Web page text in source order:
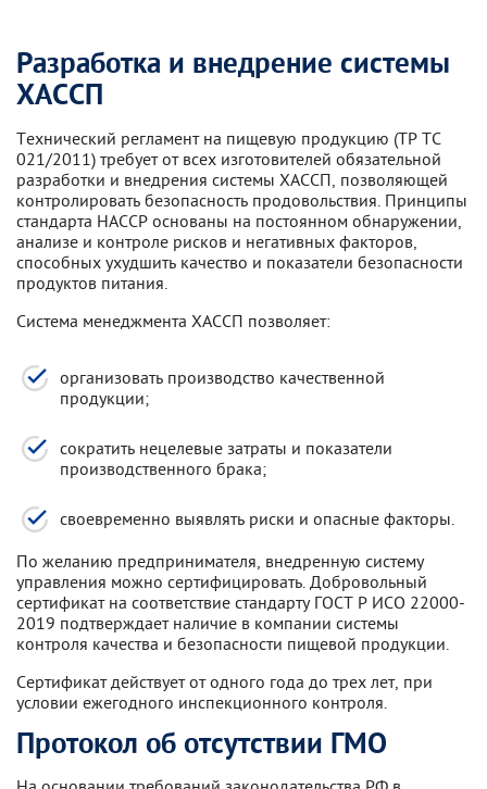
Разработка и внедрение системы
ХАССП
Технический регламент на пищевую продукцию (ТР ТС
021/2011) требует от всех изготовителей обязательной
разработки и внедрения системы ХАССП, позволяющей
контролировать безопасность продовольствия. Принципы
стандарта HACCP основаны на постоянном обнаружении,
анализе и контроле рисков и негативных факторов,
способных ухудшить качество и показатели безопасности
продуктов питания.
Система менеджмента ХАССП позволяет:
организовать производство качественной
продукции;
сократить нецелевые затраты и показатели
производственного брака;
своевременно выявлять риски и опасные факторы.
По желанию предпринимателя, внедренную систему
управления можно сертифицировать. Добровольный
сертификат на соответствие стандарту ГОСТ Р ИСО 22000-
2019 подтверждает наличие в компании системы
контроля качества и безопасности пищевой продукции.
Сертификат действует от одного года до трех лет, при
условии ежегодного инспекционного контроля.
Протокол об отсутствии ГМО